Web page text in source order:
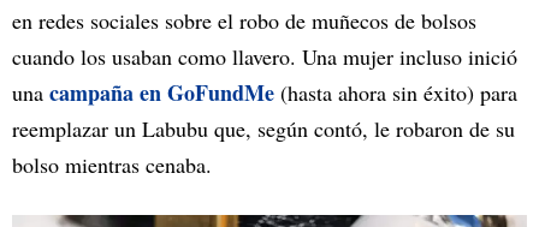
en redes sociales sobre el robo de muñecos de bolsos
cuando los usaban como llavero. Una mujer incluso inició
una campaña en GoFundMe (hasta ahora sin éxito) para
reemplazar un Labubu que, según contó, le robaron de su
bolso mientras cenaba.